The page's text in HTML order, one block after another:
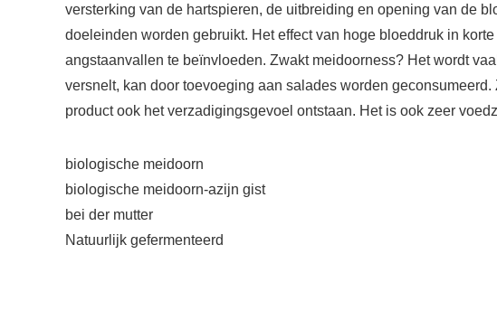
versterking van de hartspieren, de uitbreiding en opening van de
doeleinden worden gebruikt. Het effect van hoge bloeddruk in
angstaanvallen te beïnvloeden. Zwakt meidoorness? Het wordt
versnelt, kan door toevoeging aan salades worden
product ook het verzadigingsgevoel ontstaan. Het is ook zeer
biologische meidoorn
biologische meidoorn-azijn gist
bei der mutter
Natuurlijk gefermenteerd